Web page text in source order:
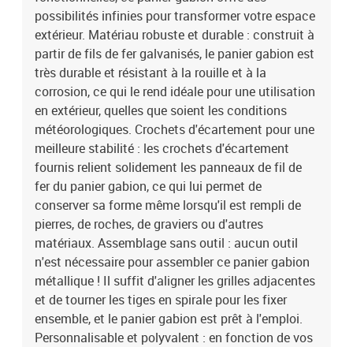
possibilités infinies pour transformer votre espace
extérieur. Matériau robuste et durable : construit à
partir de fils de fer galvanisés, le panier gabion est
très durable et résistant à la rouille et à la
corrosion, ce qui le rend idéale pour une utilisation
en extérieur, quelles que soient les conditions
météorologiques. Crochets d'écartement pour une
meilleure stabilité : les crochets d'écartement
fournis relient solidement les panneaux de fil de
fer du panier gabion, ce qui lui permet de
conserver sa forme même lorsqu'il est rempli de
pierres, de roches, de graviers ou d'autres
matériaux. Assemblage sans outil : aucun outil
n'est nécessaire pour assembler ce panier gabion
métallique ! Il suffit d'aligner les grilles adjacentes
et de tourner les tiges en spirale pour les fixer
ensemble, et le panier gabion est prêt à l'emploi.
Personnalisable et polyvalent : en fonction de vos